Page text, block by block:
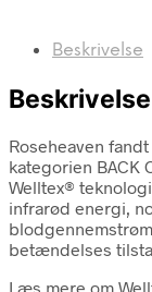
Beskrivelse
Beskrivelse
Roseheaven
kategorien BACK
Welltex®
infrarød energi,
betændelses
Læs mere om